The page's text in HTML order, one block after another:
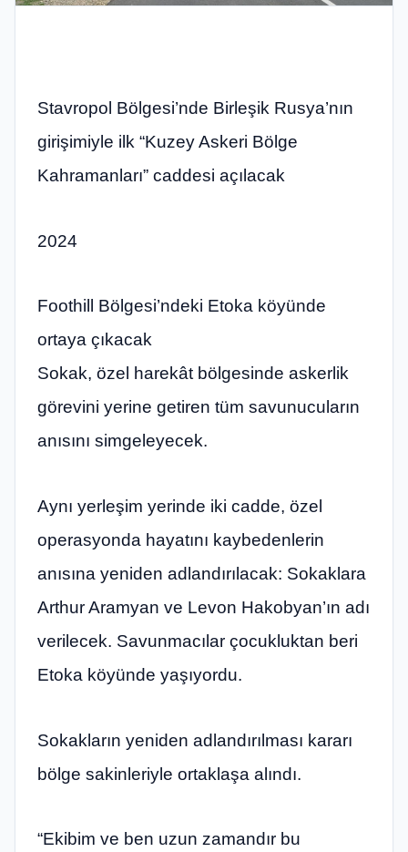
Stavropol Bölgesi’nde Birleşik Rusya’nın
girişimiyle ilk “Kuzey Askeri Bölge
Kahramanları” caddesi açılacak
2024
Foothill Bölgesi’ndeki Etoka köyünde
ortaya çıkacak
Sokak, özel harekât bölgesinde askerlik
görevini yerine getiren tüm savunucuların
anısını simgeleyecek.
Aynı yerleşim yerinde iki cadde, özel
operasyonda hayatını kaybedenlerin
anısına yeniden adlandırılacak: Sokaklara
Arthur Aramyan ve Levon Hakobyan’ın adı
verilecek. Savunmacılar çocukluktan beri
Etoka köyünde yaşıyordu.
Sokakların yeniden adlandırılması kararı
bölge sakinleriyle ortaklaşa alındı.
“Ekibim ve ben uzun zamandır bu